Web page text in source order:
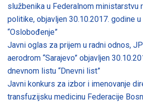
službenika u Federalnom ministarstvu
politike, objavljen 30.10.2017. godine
“Oslobođenje”
Javni oglas za prijem u radni odnos,
aerodrom “Sarajevo” objavljen
dnevnom listu “Dnevni list”
Javni konkurs za izbor i imenovanje
transfuzijsku medicinu Federacije